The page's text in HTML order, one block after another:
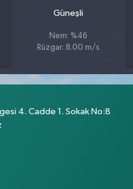
Güneşli
Nem: %46
Rüzgar: 8.00 m/s
4. Cadde 1. Sokak No:8